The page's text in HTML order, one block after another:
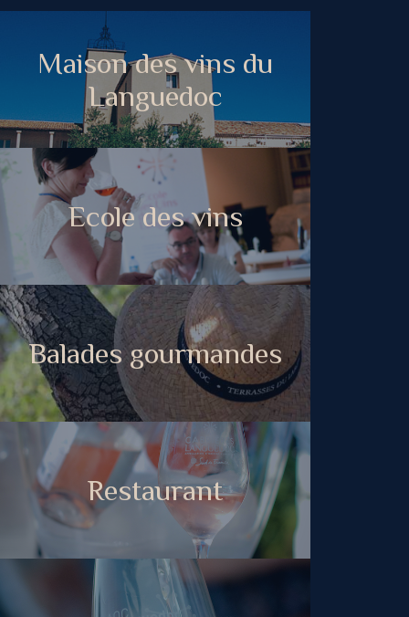
Maison des vins du
Languedoc
Ecole des vins
Balades gourmandes
Restaurant